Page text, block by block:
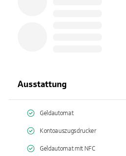
Ausstattung
Geldautomat
Kontoauszugsdrucker
Geldautomat mit NFC